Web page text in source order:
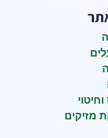
מזיקים